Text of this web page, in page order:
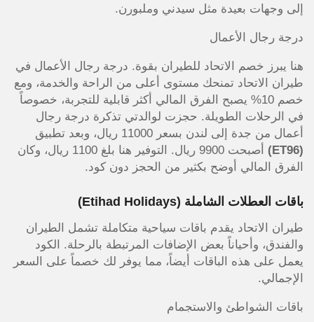
إلى وجهات بعيدة مثل سيدني وملبورن.
درجة رجال الأعمال
هنا يبرز خصم الاتحاد للطيران بقوة. درجة رجال الأعمال في
طيران الاتحاد تمنحك مستوى أعلى من الراحة والخدمة، ومع
خصم 10% يصبح الفرق المالي أكثر قابلية للتجربة، خصوصاً
في الرحلات الطويلة. حجزت لوالدتي تذكرة درجة رجال
أعمال من جدة إلى لندن بسعر 11000 ريال، وبعد تطبيق
(ET96)
أصبحت 9900 ريال. التوفير هنا بلغ 1100 ريال، وكان
الفرق المالي أوضح بكثير من الحجز دون كود.
باقات العطلات الشاملة (Etihad Holidays)
طيران الاتحاد يقدم باقات سياحية متكاملة تشمل الطيران
والفندق، وأحياناً بعض الإضافات المرتبطة بالرحلة. الكود
يعمل على هذه الباقات أيضاً، مما يوفر لك خصماً على السعر
الإجمالي.
باقات الشواطئ والاستجمام